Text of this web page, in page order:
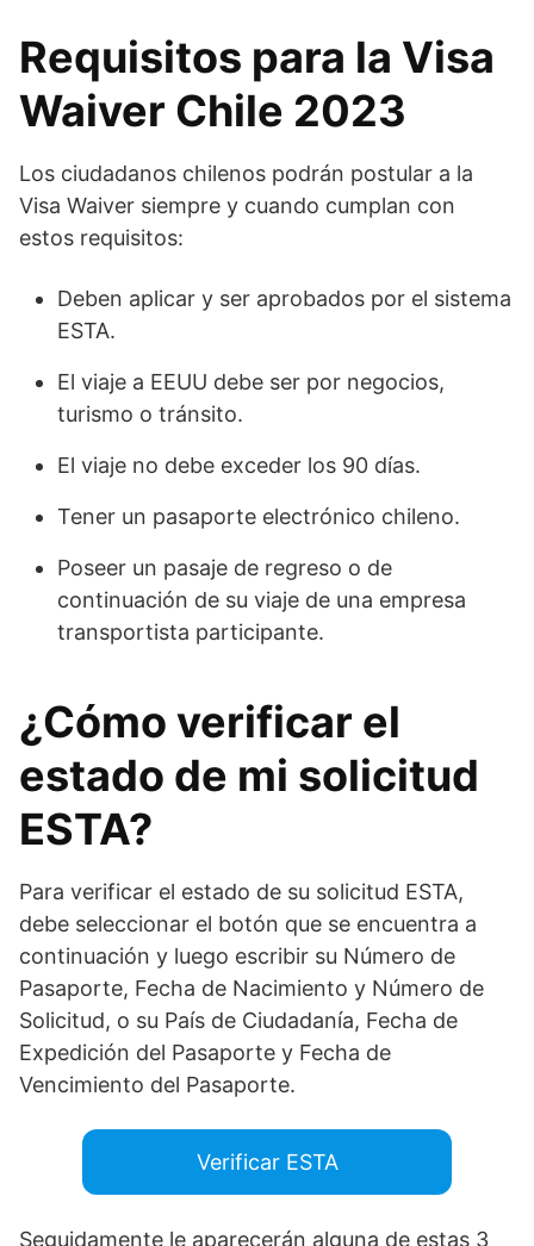
Requisitos para la Visa
Waiver Chile 2023
Los ciudadanos chilenos podrán postular a la
Visa Waiver siempre y cuando cumplan con
estos requisitos:
Deben aplicar y ser aprobados por el sistema
ESTA.
El viaje a EEUU debe ser por negocios,
turismo o tránsito.
El viaje no debe exceder los 90 días.
Tener un pasaporte electrónico chileno.
Poseer un pasaje de regreso o de
continuación de su viaje de una empresa
transportista participante.
¿Cómo verificar el
estado de mi solicitud
ESTA?
Para verificar el estado de su solicitud ESTA,
debe seleccionar el botón que se encuentra a
continuación y luego escribir su Número de
Pasaporte, Fecha de Nacimiento y Número de
Solicitud, o su País de Ciudadanía, Fecha de
Expedición del Pasaporte y Fecha de
Vencimiento del Pasaporte.
Verificar ESTA
Seguidamente le aparecerán alguna de estas 3